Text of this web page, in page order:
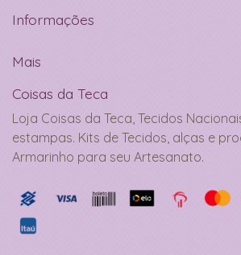
Informações
Mais
Coisas da Teca
Loja Coisas da Teca, Tecidos
estampas. Kits de Tecidos, alças e
Armarinho para seu Artesanato.